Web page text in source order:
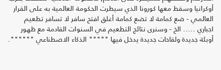
أوكرانيا وسقط معها كورونا الذي سيطرت الحكومة العالمية به على القرار
العالمي - ضع كمامة لا تضع كمامة أغلق افتح سافر لا تسافر تطعيم
اجباري ..... الخ - وسنرى نتائج التطعيم في السنوات القادمة مع ظهور
أوبئة جديدة ولقاحات جديدة يدخل فيها """"" الذكاء الاصطناعي """""".